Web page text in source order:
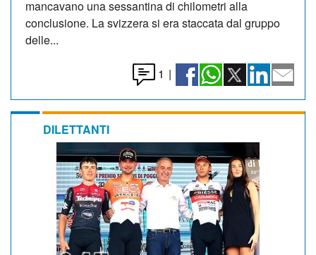
mancavano una sessantina di chilometri alla
conclusione. La svizzera si era staccata dal gruppo
delle...
1 |
DILETTANTI